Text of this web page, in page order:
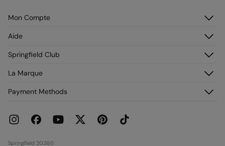
Mon Compte
Mes adresses
Aide
Foire aux questions
Livraison
Promotions en cours
Carte Cadeau
Springfield Club
Adhérez !
La Marque
Franchises
Emploi
Payment Methods
Springfield 2026©